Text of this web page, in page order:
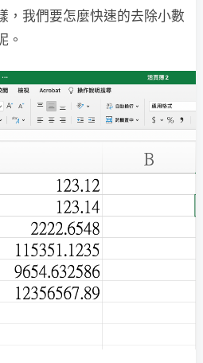
，我們要怎麼快速的去除小數
。